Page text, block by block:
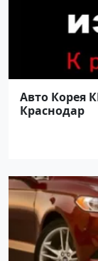
Авто Корея
Краснодар